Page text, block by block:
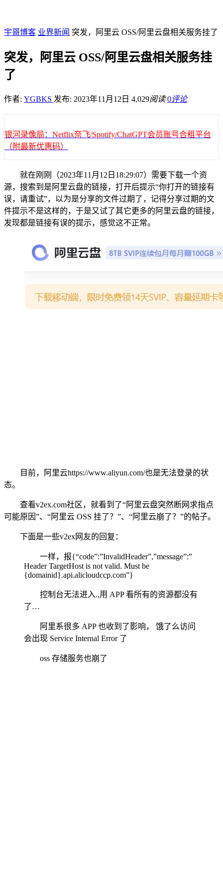
宇哥博客 业界新闻 突发，阿里云 OSS/阿里云盘相关服务挂了
突发，阿里云 OSS/阿里云盘相关服务挂
了
作者: YGBKS 发布: 2023年11月12日 4,029阅读 0评论
银河录像局：Netflix奈飞/Spotify/ChatGPT会员账号合租平台
（附最新优惠码）
就在刚刚（2023年11月12日18:29:07）需要下载一个资
源，搜索到是阿里云盘的链接，打开后提示“你打开的链接有
误，请重试”，以为是分享的文件过期了，记得分享过期的文
件提示不是这样的，于是又试了其它更多的阿里云盘的链接，
发现都是链接有误的提示，感觉这不正常。
目前，阿里云https://www.aliyun.com/也是无法登录的状
态。
查看v2ex.com社区，就看到了“阿里云盘突然断网求指点
可能原因”、“阿里云 OSS 挂了？”、“阿里云崩了？”的帖子。
下面是一些v2ex网友的回复：
一样，报{“code”:”InvalidHeader”,”message”:”
Header TargetHost is not valid. Must be
{domainid}.api.alicloudccp.com”}
控制台无法进入.,用 APP 看所有的资源都没有
了…
阿里系很多 APP 也收到了影响， 饿了么访问
会出现 Service Internal Error 了
oss 存储服务也崩了